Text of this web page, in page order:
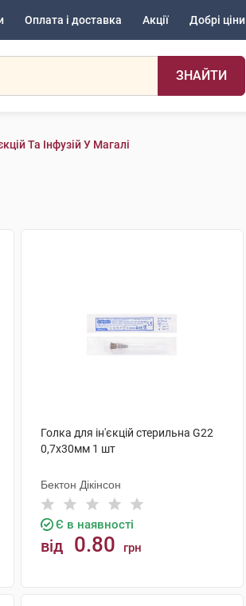
Оплата і доставка Акції Добрі ціни
ЗНАЙТИ
Та Інфузій У Магалі
Голка для ін'єкцій стерильна G22
0,7х30мм 1 шт
Бектон Дікінсон
Є в наявності
від 0.80 грн